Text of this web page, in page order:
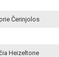
Čerinjolos
Heizeltone